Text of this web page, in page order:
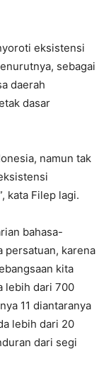
eksistensi
sebagai
daerah
dasar
namun tak
kata Filep lagi.
bahasa-
persatuan, karena
kita
lebih dari 700
11 diantaranya
lebih dari 20
dari segi